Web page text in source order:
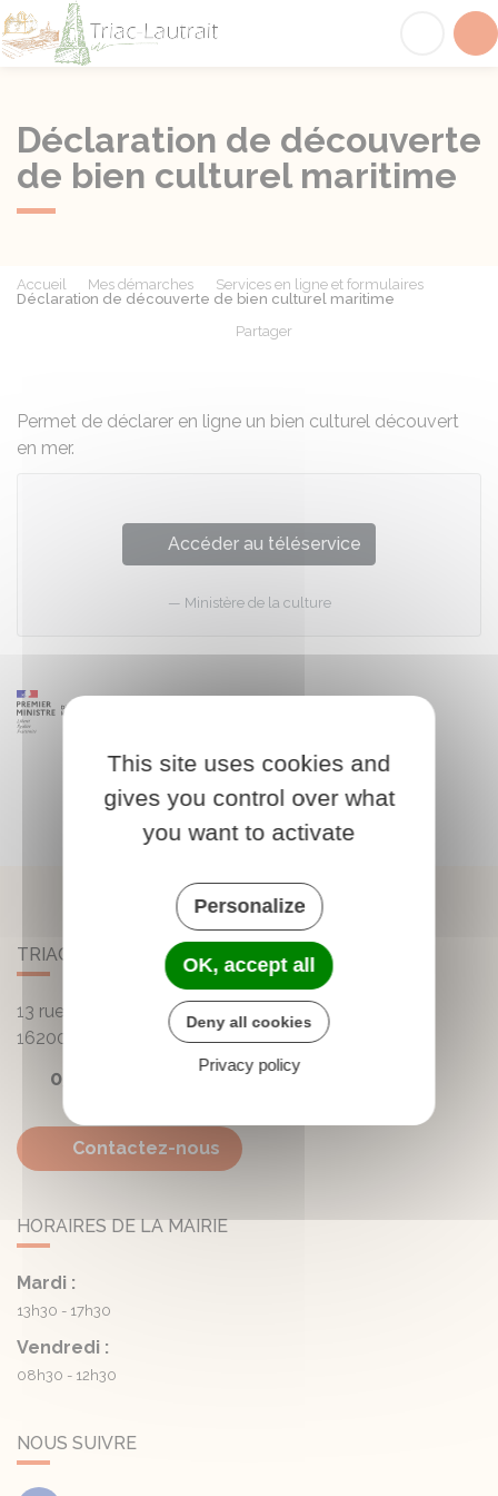
Déclaration de découverte
de bien culturel maritime
Accueil Mes démarches
Services en ligne et formulaires
Déclaration de découverte de bien culturel maritime
Partager
Permet de déclarer en ligne un bien culturel découvert
en mer.
Accéder au téléservice
Ministère de la culture
TRIAC-LAUTRAIT
13 rue de la Mairie - Lautrait
16200
Triac-Lautrait
05 45 81 05 41
Contactez-nous
HORAIRES DE LA MAIRIE
Mardi :
13h30 - 17h30
Vendredi :
08h30 - 12h30
NOUS SUIVRE
This site uses cookies and
gives you control over what
you want to activate
Personalize
OK, accept all
Deny all cookies
Privacy policy